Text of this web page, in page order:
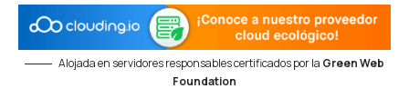
Alojada en servidores responsables certificados por la Green Web
Foundation